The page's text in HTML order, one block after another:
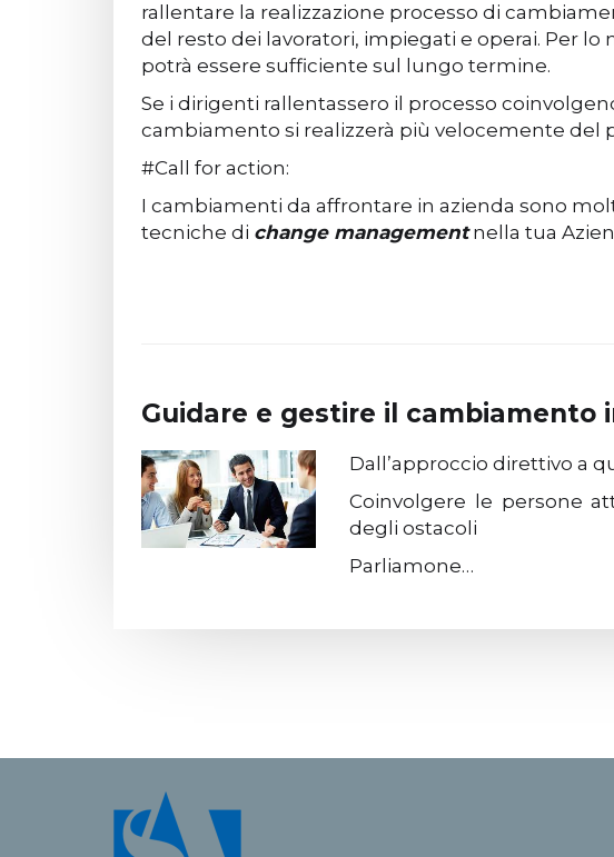
rallentare la realizzazione processo di
del resto dei lavoratori, impiegati e operai. Per
potrà essere sufficiente sul lungo termine.
Se i dirigenti rallentassero il processo
cambiamento si realizzerà più velocemente del
#Call for action:
I cambiamenti da affrontare in azienda sono
tecniche di change managementnella tua
Guidare e gestire il cambiamento
Dall’approccio direttivo a
Coinvolgere le persone
degli ostacoli
Parliamone…